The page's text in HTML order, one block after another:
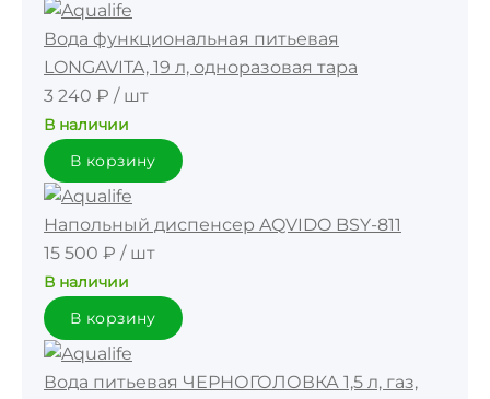
Вода функциональная питьевая
LONGAVITA, 19 л, одноразовая тара
3 240 ₽ / шт
В наличии
В корзину
Напольный диспенсер AQVIDO BSY-811
15 500 ₽ / шт
В наличии
В корзину
Вода питьевая ЧЕРНОГОЛОВКА 1,5 л, газ,